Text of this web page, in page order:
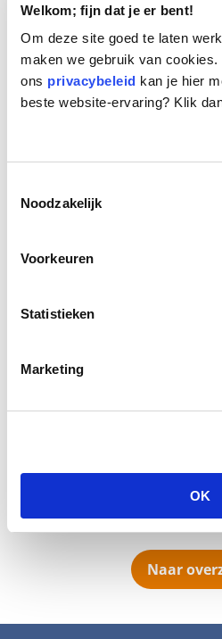
Welkom; fijn dat je er bent!
Om deze site goed te laten
maken we gebruik van cookies.
ons privacybeleid kan je hier
beste website-ervaring? Klik
Noodzakelijk
Voorkeuren
Statistieken
Marketing
OK
Naam: Bono
Ras/type:
Hoeveel dagen te gast
Bono, het juweeltje uit ons
herdershond. Hij is niet instant met
naar weer een baas/bazin voor
fit als een hoen, hij gaat met gemak
Naar